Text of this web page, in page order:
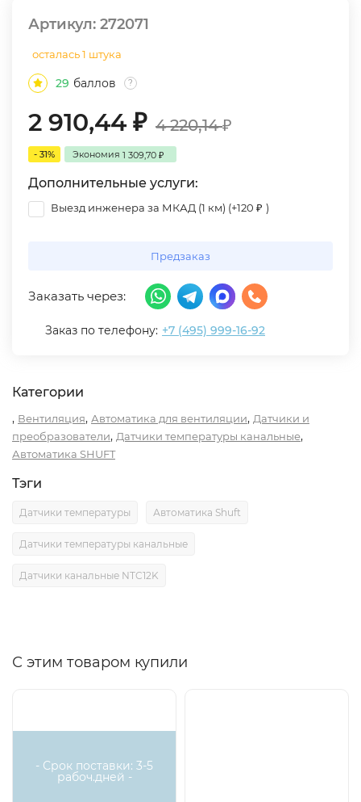
Артикул: 272071
осталась 1 штука
29 баллов ?
2 910,44 ₽ 4 220,14₽
- 31% Экономия 1 309,70 ₽
Дополнительные услуги:
Выезд инженера за МКАД (1 км) (+120 ₽ )
Предзаказ
Заказать через:
Заказ по телефону: +7 (495) 999-16-92
Категории
, Вентиляция, Автоматика для вентиляции, Датчики и
преобразователи, Датчики температуры канальные,
Автоматика SHUFT
Тэги
Датчики температуры Автоматика Shuft
Датчики температуры канальные
Датчики канальные NTC12K
С этим товаром купили
- Срок поставки: 3-5
рабоч.дней -